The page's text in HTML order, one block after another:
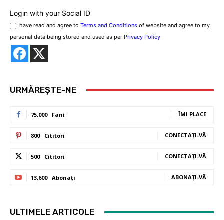
Login with your Social ID
I have read and agree to Terms and Conditions of website and agree to my
personal data being stored and used as per Privacy Policy
URMĂREȘTE-NE
75,000 Fani ÎMI PLACE
800 Cititori CONECTAȚI-VĂ
500 Cititori CONECTAȚI-VĂ
13,600 Abonați ABONAȚI-VĂ
ULTIMELE ARTICOLE